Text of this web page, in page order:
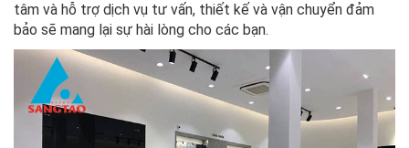
tâm và hỗ trợ dịch vụ tư vấn, thiết kế và vận chuyển đảm
bảo sẽ mang lại sự hài lòng cho các bạn.